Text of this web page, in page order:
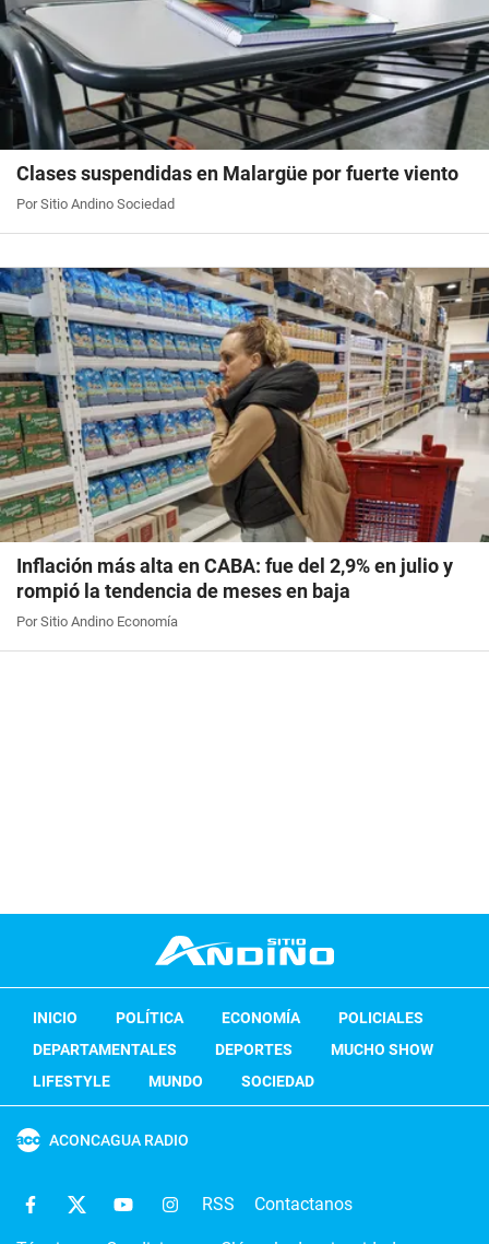
Clases suspendidas en Malargüe por fuerte viento
Por Sitio Andino Sociedad
Inflación más alta en CABA: fue del 2,9% en julio y
rompió la tendencia de meses en baja
Por Sitio Andino Economía
INICIO POLÍTICA ECONOMÍA
POLICIALES
DEPARTAMENTALES
DEPORTES
MUCHO SHOW
LIFESTYLE
MUNDO SOCIEDAD
ACONCAGUA RADIO
RSS Contactanos